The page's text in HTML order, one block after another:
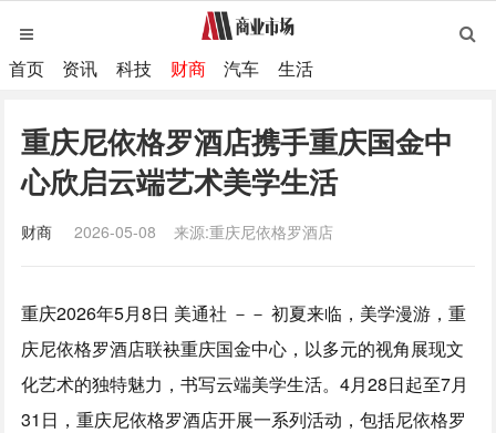
首页 资讯 科技 财商 汽车 生活
重庆尼依格罗酒店携手重庆国金中
心欣启云端艺术美学生活
财商 2026-05-08 来源:重庆尼依格罗酒店
重庆2026年5月8日 美通社 －－ 初夏来临，美学漫游，重
庆尼依格罗酒店联袂重庆国金中心，以多元的视角展现文
化艺术的独特魅力，书写云端美学生活。4月28日起至7月
31日，重庆尼依格罗酒店开展一系列活动，包括尼依格罗